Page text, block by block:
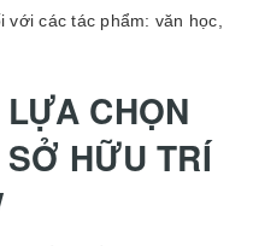
với các tác phẩm: văn học,
CHỌN
HỮU TRÍ